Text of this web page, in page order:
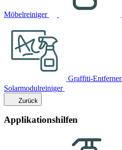
Möbelreiniger
Graffiti-Entferner
Solarmodulreiniger
Zurück
Applikationshilfen